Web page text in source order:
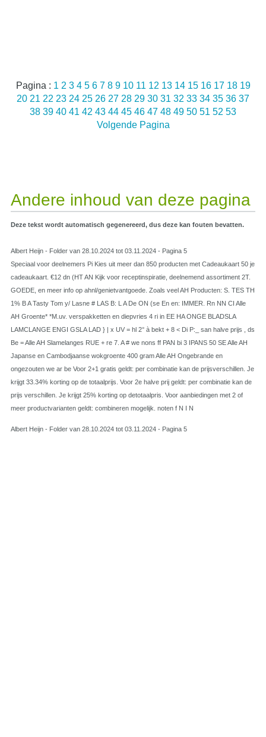
Pagina : 1 2 3 4 5 6 7 8 9 10 11 12 13 14 15 16 17 18 19
20 21 22 23 24 25 26 27 28 29 30 31 32 33 34 35 36 37
38 39 40 41 42 43 44 45 46 47 48 49 50 51 52 53
Volgende Pagina
Andere inhoud van deze pagina
Deze tekst wordt automatisch gegenereerd, dus deze kan fouten bevatten.
Albert Heijn - Folder van 28.10.2024 tot 03.11.2024 - Pagina 5
Speciaal voor deelnemers Pi Kies uit meer dan 850 producten met Cadeaukaart 50 je
cadeaukaart. €12 dn (HT AN Kijk voor receptinspiratie, deelnemend assortiment 2T.
GOEDE, en meer info op ahnl/genietvantgoede. Zoals veel AH Producten: S. TES TH
1% B A Tasty Tom y/ Lasne # LAS B: L A De ON (se En en: IMMER. Rn NN CI Alle
AH Groente* *M.uv. verspakketten en diepvries 4 ri in EE HA ONGE BLADSLA
LAMCLANGE ENGI GSLA LAD } | x UV = hl 2° à bekt + 8 < Di P:_ san halve prijs , ds
Be = Alle AH Slamelanges RUE + re 7. A # we nons ff PAN bi 3 IPANS 50 SE Alle AH
Japanse en Cambodjaanse wokgroente 400 gram Alle AH Ongebrande en
ongezouten we ar be Voor 2+1 gratis geldt: per combinatie kan de prijsverschillen. Je
krijgt 33.34% korting op de totaalprijs. Voor 2e halve prij geldt: per combinatie kan de
prijs verschillen. Je krijgt 25% korting op detotaalpris. Voor aanbiedingen met 2 of
meer productvarianten geldt: combineren mogelijk. noten f N I N
Albert Heijn - Folder van 28.10.2024 tot 03.11.2024 - Pagina 5